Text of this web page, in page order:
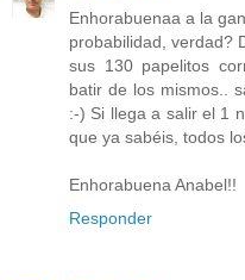
Enhorabuenaa a la
probabilidad, verdad?
sus 130 papelitos
batir de los mismos..
:-) Si llega a salir el 1
que ya sabéis, todos
Enhorabuena Anabel!!
Responder